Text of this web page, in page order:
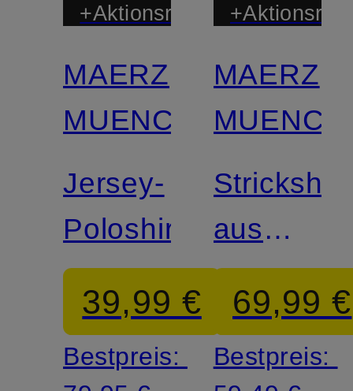
+Aktionsrabatt
MAERZ
MUENCHEN
Jersey-
Poloshirt
39,99 €
Bestpreis:
MAERZ
Strickshirt
aus
Leinen
69,99 €
Bestpreis: